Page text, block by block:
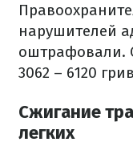
нарушителей
оштрафовали.
3062 – 6120
Сжигание
легких